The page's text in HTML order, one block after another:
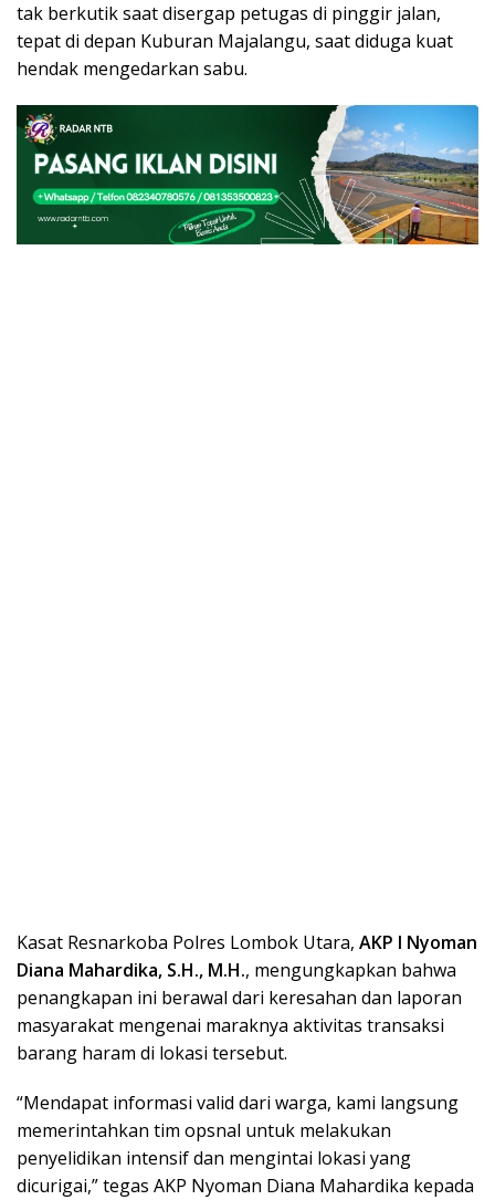
tak berkutik saat disergap petugas di pinggir jalan,
tepat di depan Kuburan Majalangu, saat diduga kuat
hendak mengedarkan sabu.
Kasat Resnarkoba Polres Lombok Utara, AKP I Nyoman
Diana Mahardika, S.H., M.H., mengungkapkan bahwa
penangkapan ini berawal dari keresahan dan laporan
masyarakat mengenai maraknya aktivitas transaksi
barang haram di lokasi tersebut.
“Mendapat informasi valid dari warga, kami langsung
memerintahkan tim opsnal untuk melakukan
penyelidikan intensif dan mengintai lokasi yang
dicurigai,” tegas AKP Nyoman Diana Mahardika kepada